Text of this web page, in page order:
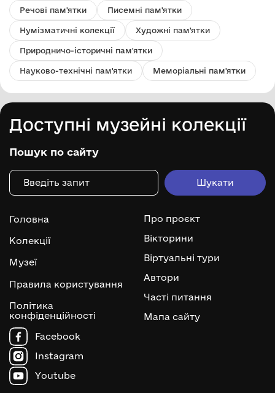
Речові пам'ятки Писемні пам'ятки
Нумізматичні колекції Художні пам'ятки
Природничо-історичні пам'ятки
Науково-технічні пам'ятки Меморіальні пам'ятки
Доступні музейні колекції
Пошук по сайту
Головна
Колекції
Музеї
Правила користування
Політика
конфіденційності
Про проєкт
Вікторини
Віртуальні тури
Автори
Часті питання
Мапа сайту
Facebook
Instagram
Youtube